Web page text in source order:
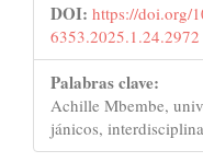
DOI: https://doi.org/
6353.2025.1.24.2972
Palabras clave:
Achille Mbembe,
jánicos,